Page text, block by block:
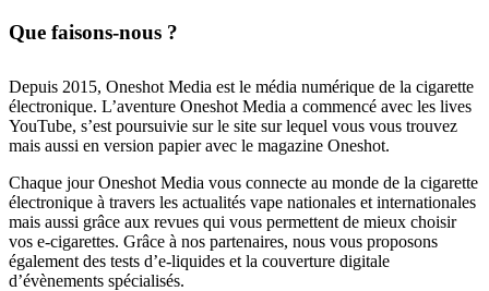
Que faisons-nous ?
Depuis 2015, Oneshot Media est le média numérique de la cigarette
électronique. L’aventure Oneshot Media a commencé avec les lives
YouTube, s’est poursuivie sur le site sur lequel vous vous trouvez
mais aussi en version papier avec le magazine Oneshot.
Chaque jour Oneshot Media vous connecte au monde de la cigarette
électronique à travers les actualités vape nationales et internationales
mais aussi grâce aux revues qui vous permettent de mieux choisir
vos e-cigarettes. Grâce à nos partenaires, nous vous proposons
également des tests d’e-liquides et la couverture digitale
d’évènements spécialisés.